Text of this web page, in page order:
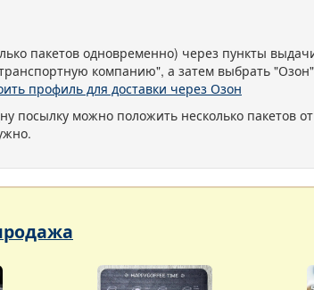
пакетов одновременно) через пункты
компанию", а затем выбрать
профиль для доставки через Озон
посылку можно положить несколько пакетов